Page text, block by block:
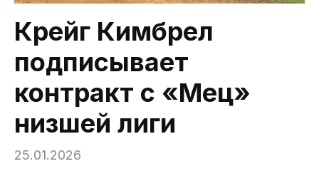
Крейг Кимбрел
подписывает
контракт с «Мец»
низшей лиги
25.01.2026